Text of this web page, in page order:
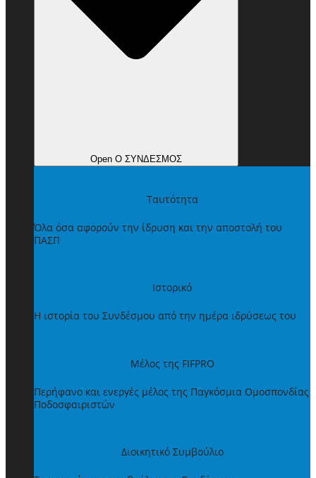
Open Ο ΣΥΝΔΕΣΜΟΣ
Ταυτότητα
Όλα όσα αφορούν την ίδρυση και την αποστολή του
ΠΑΣΠ
Ιστορικό
Η ιστορία του Συνδέσμου από την ημέρα ιδρύσεως του
Μέλος της FIFPRO
Περήφανο και ενεργές μέλος της Παγκόσμια Ομοσπονδίας
Ποδοσφαιριστών
Διοικητικό Συμβούλιο